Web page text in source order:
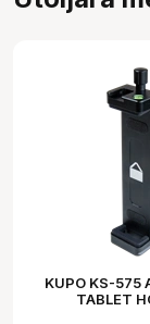
KUPO KS-575
TABLET